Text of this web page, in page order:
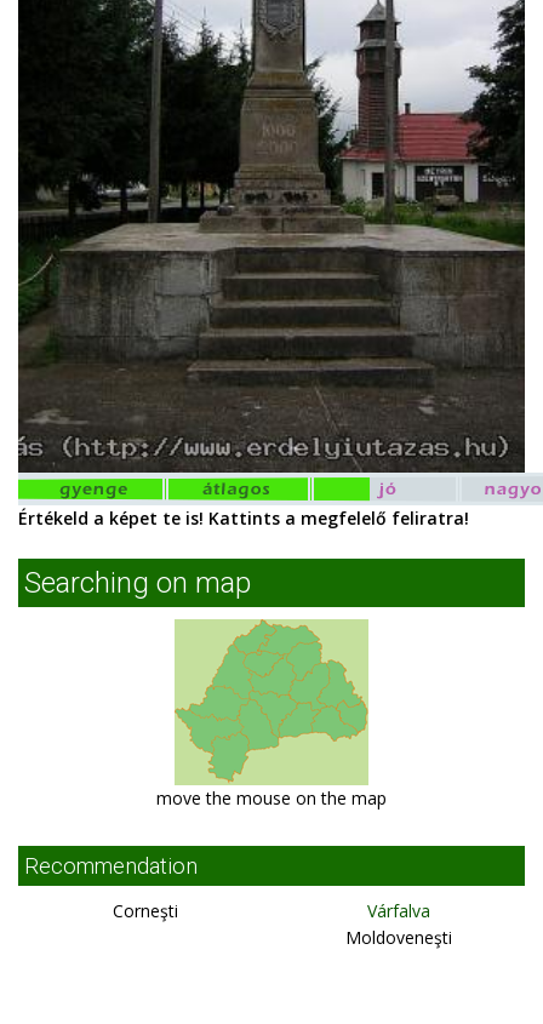
Értékeld a képet te is! Kattints a megfelelő feliratra!
Searching on map
move the mouse on the map
Recommendation
Corneşti
Várfalva
Moldoveneşti